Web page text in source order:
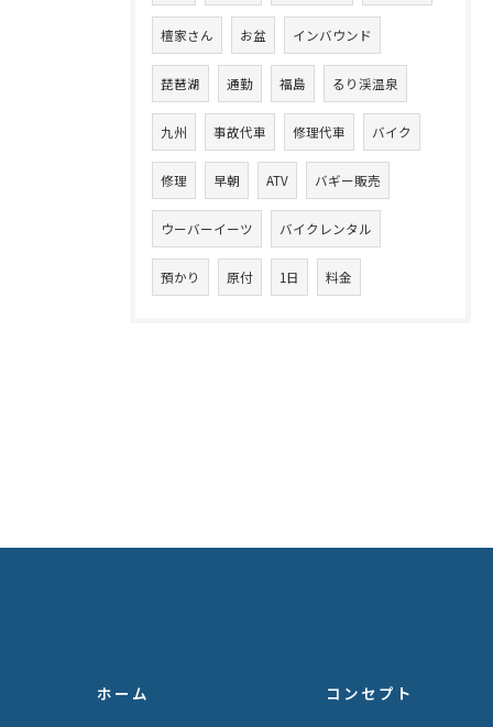
檀家さん お盆 インバウンド
琵琶湖 通勤 福島 るり渓温泉
九州 事故代車 修理代車 バイク
修理 早朝 ATV バギー販売
ウーバーイーツ バイクレンタル
預かり 原付 1日 料金
ホーム コンセプト